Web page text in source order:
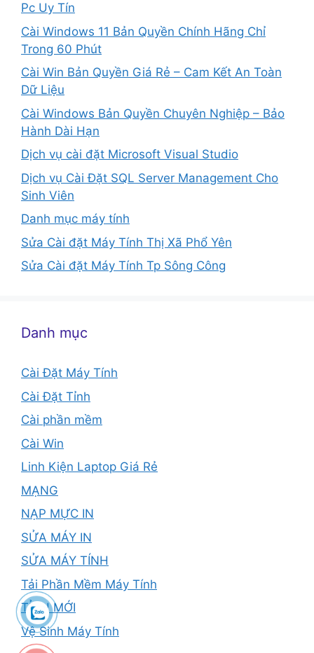
Pc Uy Tín
Cài Windows 11 Bản Quyền Chính Hãng Chỉ
Trong 60 Phút
Cài Win Bản Quyền Giá Rẻ – Cam Kết An Toàn
Dữ Liệu
Cài Windows Bản Quyền Chuyên Nghiệp – Bảo
Hành Dài Hạn
Dịch vụ cài đặt Microsoft Visual Studio
Dịch vụ Cài Đặt SQL Server Management Cho
Sinh Viên
Danh mục máy tính
Sửa Cài đặt Máy Tính Thị Xã Phổ Yên
Sửa Cài đặt Máy Tính Tp Sông Công
Danh mục
Cài Đặt Máy Tính
Cài Đặt Tỉnh
Cài phần mềm
Cài Win
Linh Kiện Laptop Giá Rẻ
MẠNG
NẠP MỰC IN
SỬA MÁY IN
SỬA MÁY TÍNH
Tải Phần Mềm Máy Tính
TỈNH MỚI
Vệ Sinh Máy Tính